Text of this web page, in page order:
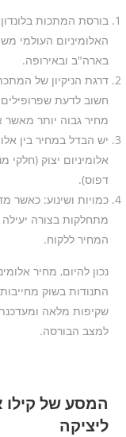
האלומיניום העולמי
בארה"ב ובאירופה.
דרגת הניקיון של
חשוב לדעת שפרופילים
מחיר גבוה יותר מאשר
יש הבדל במחיר בין
אלומיניום יצוק (חלקי
דפוס).
כמויות ושינוע: כאשר
מתחלקות בצורה
המחיר ללקוח.
התנודות בשוק
שקיפות מלאה
למצב הבורסה.
המסע של קילו
ליציקה